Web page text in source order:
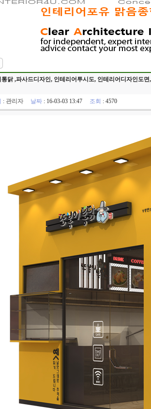
통닭 ,파사드디자인, 인테리어투시도, 인테리어디자인도
: 관리자 날짜 : 16-03-03 13:47 조회 : 4570